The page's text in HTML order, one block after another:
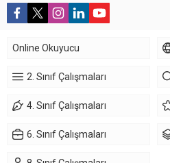
Online Okuyucu
2. Sınıf Çalışmaları
4. Sınıf Çalışmaları
6. Sınıf Çalışmaları